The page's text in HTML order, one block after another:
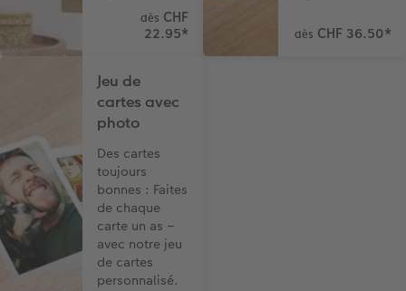
dès CHF
22.95* dès CHF 36.50*
Jeu de
cartes avec
photo
Des cartes
toujours
bonnes : Faites
de chaque
carte un as –
avec notre jeu
de cartes
personnalisé.